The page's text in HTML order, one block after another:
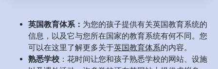
英国教育体系： 为您的孩子提供有关英国教育系统的
信息，以及它与您所在国家的教育系统有何不同。您
可以在这里了解更多关于英国教育体系的内容。
熟悉学校 ：花时间让您和孩子熟悉学校的网站、设施